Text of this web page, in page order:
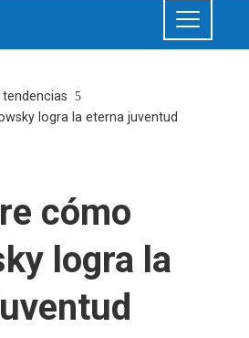
tendencias
logra la eterna juventud
cómo
logra la